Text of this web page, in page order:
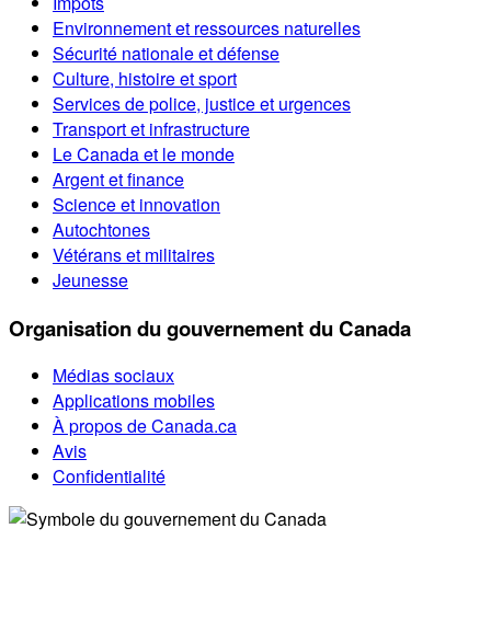
Environnement et ressources naturelles
Sécurité nationale et défense
Culture, histoire et sport
Services de police, justice et urgences
Transport et infrastructure
Le Canada et le monde
Argent et finance
Science et innovation
Autochtones
Vétérans et militaires
Jeunesse
Organisation du gouvernement du Canada
Médias sociaux
Applications mobiles
À propos de Canada.ca
Avis
Confidentialité